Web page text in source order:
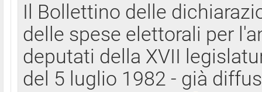
Il Bollettino delle
delle spese elettorali per
deputati della XVII
del 5 luglio 1982 - già